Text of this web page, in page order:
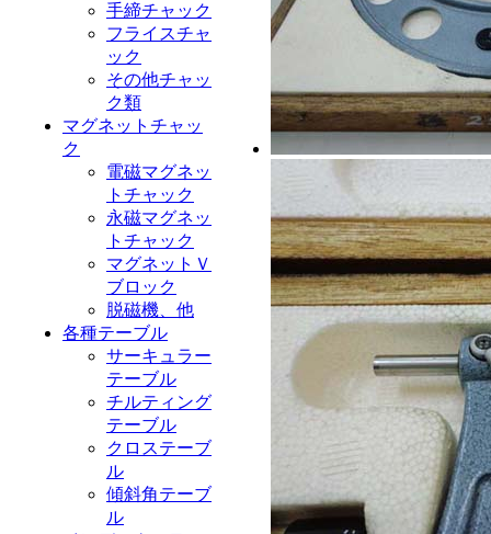
手締チャック
フライスチャ
ック
その他チャッ
ク類
マグネットチャッ
ク
電磁マグネッ
トチャック
永磁マグネッ
トチャック
マグネットＶ
ブロック
脱磁機、他
各種テーブル
サーキュラー
テーブル
チルティング
テーブル
クロステーブ
ル
傾斜角テーブ
ル